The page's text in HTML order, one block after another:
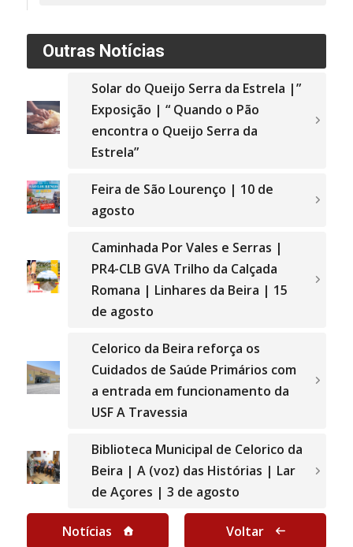
Outras Notícias
Solar do Queijo Serra da Estrela |”
Exposição | “ Quando o Pão
encontra o Queijo Serra da
Estrela”
Feira de São Lourenço | 10 de
agosto
Caminhada Por Vales e Serras |
PR4-CLB GVA Trilho da Calçada
Romana | Linhares da Beira | 15
de agosto
Celorico da Beira reforça os
Cuidados de Saúde Primários com
a entrada em funcionamento da
USF A Travessia
Biblioteca Municipal de Celorico da
Beira | A (voz) das Histórias | Lar
de Açores | 3 de agosto
Notícias Voltar